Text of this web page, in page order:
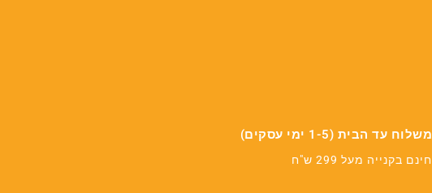
משלוח עד הבית (1-5 ימי עסקים)
חינם בקנייה מעל 299 ש"ח